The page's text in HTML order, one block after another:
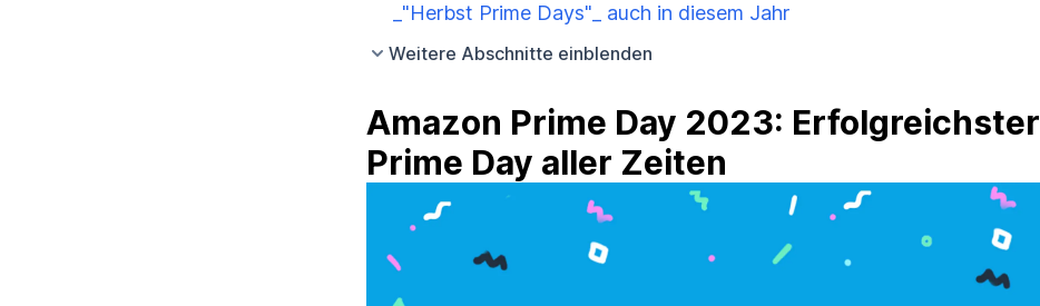
_"Herbst Prime Days"_ auch in diesem Jahr
Weitere Abschnitte einblenden
Amazon Prime Day 2023: Erfolgreichster
Prime Day aller Zeiten